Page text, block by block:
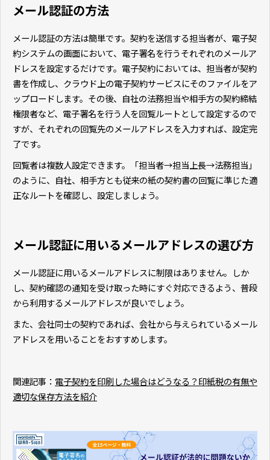
メール認証の方法
メール認証の方法は簡単です。契約を送信する担当者が、電子契
約システムの画面において、電子署名を行うそれぞれのメールア
ドレスを設定するだけです。電子契約においては、担当者が契約
書を作成し、クラウド上の電子契約サービスにそのファイルをア
ップロードします。その後、自社の法務担当や相手方の契約締結
権限者など、電子署名を行う人を回覧ルートとして設定するので
すが、それぞれの回覧先のメールアドレスを入力すれば、設定完
了です。
回覧者は複数人設定できます。「担当者→担当上長→法務担当」
のように、自社、相手方とも従来の紙の契約書の回覧に準じた適
正なルートを確認し、設定しましょう。
メール認証に用いるメールアドレスの選び方
メール認証に用いるメールアドレスに制限はありません。しか
し、契約確認の通知を受け取った時にすぐ対応できるよう、普段
から利用するメールアドレスが良いでしょう。
また、会社同士の契約であれば、会社から与えられているメール
アドレスを用いることをおすすめします。
関連記事： 電子契約を印刷した場合はどうなる？印紙税の有無や
適切な保存方法を紹介